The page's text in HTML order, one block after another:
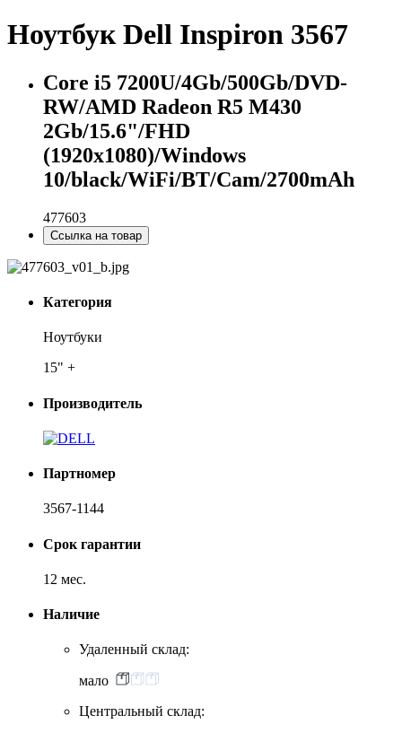
Ноутбук Dell Inspiron 3567
Core i5 7200U/4Gb/500Gb/DVD-
RW/AMD Radeon R5 M430
2Gb/15.6"/FHD
(1920x1080)/Windows
10/black/WiFi/BT/Cam/2700mAh
477603
Ссылка на товар
Категория
Ноутбуки
15" +
Производитель
Партномер
3567-1144
Срок гарантии
12 мес.
Наличие
Удаленный склад:
мало
Центральный склад: